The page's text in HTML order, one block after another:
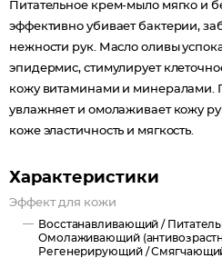
Питательное крем-мыло мягко и
эффективно убивает бактерии,
нежности рук. Масло оливы
эпидермис, стимулирует
кожу витаминами и минералами.
увлажняет и омолаживает кожу
коже эластичность и мягкость.
Характеристики
Эффект для кожи
Восстанавливающий /
Омолаживающий
Регенерирующий /